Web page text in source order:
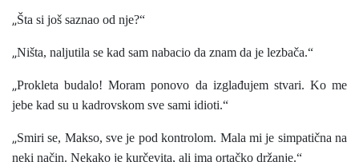
„Šta si još saznao od nje?“
„Ništa, naljutila se kad sam nabacio da znam da je lezbača.“
„Prokleta budalo! Moram ponovo da izglađujem stvari. Ko me
jebe kad su u kadrovskom sve sami idioti.“
„Smiri se, Makso, sve je pod kontrolom. Mala mi je simpatična na
neki način. Nekako je kurčevita, ali ima ortačko držanje.“